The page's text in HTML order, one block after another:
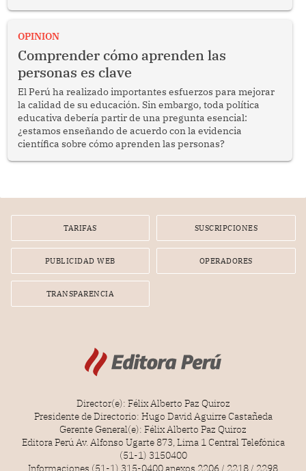
competir en los mercados internacionales y generar
país.
OPINION
Comprender cómo aprenden las
personas es clave
El Perú ha realizado importantes esfuerzos para mejorar
la calidad de su educación. Sin embargo, toda política
educativa debería partir de una pregunta esencial:
¿estamos enseñando de acuerdo con la evidencia
científica sobre cómo aprenden las personas?
TARIFAS SUSCRIPCIONES
PUBLICIDAD WEB OPERADORES
TRANSPARENCIA
Director(e): Félix Alberto Paz Quiroz
Presidente de Directorio: Hugo David Aguirre Castañeda
Gerente General(e): Félix Alberto Paz Quiroz
Editora Perú Av. Alfonso Ugarte 873, Lima 1 Central Telefónica
(51-1) 3150400
Informaciones (51-1) 315-0400 anexos 2206 / 2218 / 2298